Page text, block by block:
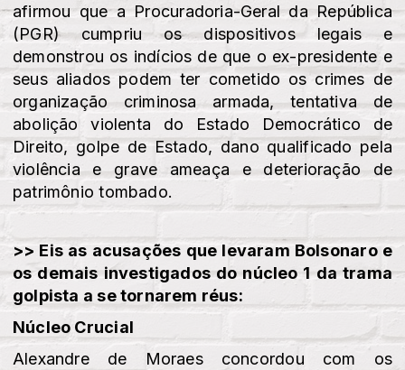
afirmou que a Procuradoria-Geral da República
(PGR) cumpriu os dispositivos legais e
demonstrou os indícios de que o ex-presidente e
seus aliados podem ter cometido os crimes de
organização criminosa armada, tentativa de
abolição violenta do Estado Democrático de
Direito, golpe de Estado, dano qualificado pela
violência e grave ameaça e deterioração de
patrimônio tombado.
>> Eis as acusações que levaram Bolsonaro e
os demais investigados do núcleo 1 da trama
golpista a se tornarem réus:
Núcleo Crucial
Alexandre de Moraes concordou com os